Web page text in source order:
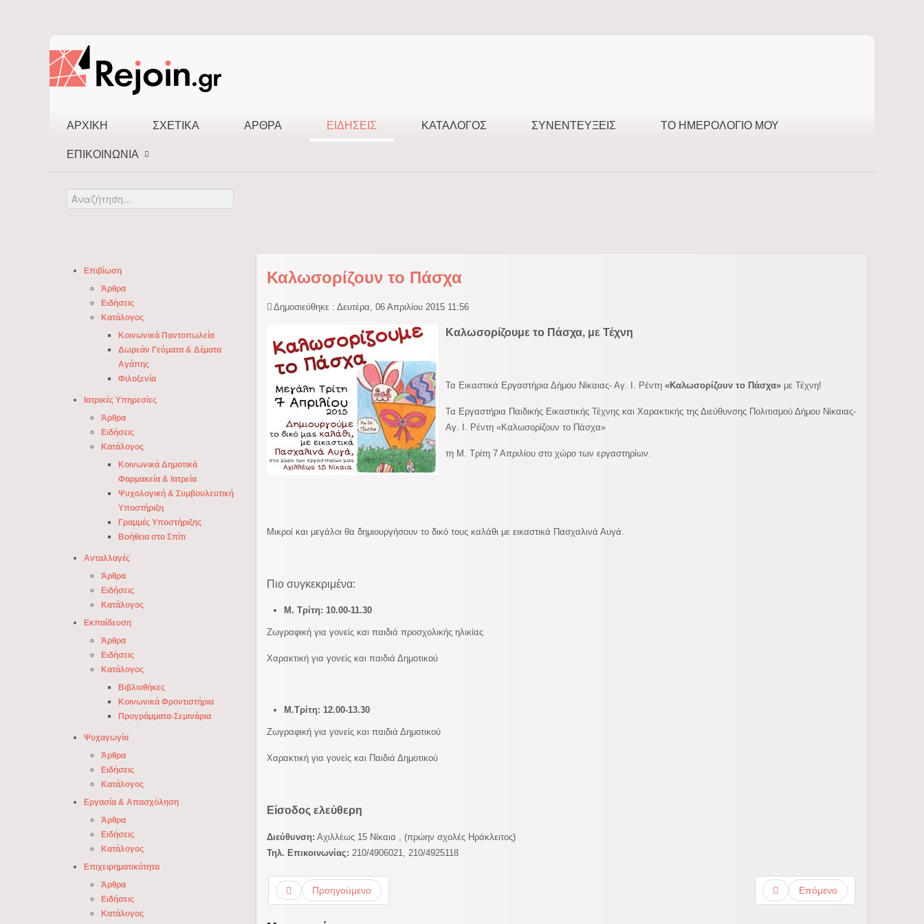
ΑΡΧΙΚΉ ΣΧΕΤΙΚΆ ΆΡΘΡΑ ΕΙΔΉΣΕΙΣ ΚΑΤΆΛΟΓΟΣ ΣΥΝΕΝΤΕΎΞΕΙΣ ΤΟ ΗΜΕΡΟΛΌΓΙΌ ΜΟΥ
ΕΠΙΚΟΙΝΩΝΊΑ
Αναζήτηση...
Καλωσορίζουν το Πάσχα
Δημοσιεύθηκε : Δευτέρα, 06 Απριλίου 2015 11:56
Καλωσορίζουμε το Πάσχα, με Τέχνη
Τα Εικαστικά Εργαστήρια Δήμου Νίκαιας- Αγ. Ι. Ρέντη «Καλωσορίζουν το Πάσχα» με Τέχνη!
Τα Εργαστήρια Παιδικής Εικαστικής Τέχνης και Χαρακτικής της Διεύθυνσης Πολιτισμού Δήμου Νίκαιας-
Αγ. Ι. Ρέντη «Καλωσορίζουν το Πάσχα»
τη Μ. Τρίτη 7 Απριλίου στο χώρο των εργαστηρίων.
Μικροί και μεγάλοι θα δημιουργήσουν το δικό τους καλάθι με εικαστικά Πασχαλινά Αυγά.
Πιο συγκεκριμένα:
Μ. Τρίτη: 10.00-11.30
Ζωγραφική για γονείς και παιδιά προσχολικής ηλικίας
Χαρακτική για γονείς και παιδιά Δημοτικού
Μ.Τρίτη: 12.00-13.30
Ζωγραφική για γονείς και παιδιά Δημοτικού
Χαρακτική για γονείς και Παιδιά Δημοτικού
Είσοδος ελεύθερη
Διεύθυνση: Αχιλλέως 15 Νίκαια , (πρώην σχολές Ηράκλειτος)
Τηλ. Επικοινωνίας: 210/4906021, 210/4925118
Προηγούμενο Επόμενο
Επιβίωση
Άρθρα
Ειδήσεις
Κατάλογος
Κοινωνικά Παντοπωλεία
Δωρεάν Γεύματα & Δέματα
Αγάπης
Φιλοξενία
Ιατρικές Υπηρεσίες
Άρθρα
Ειδήσεις
Κατάλογος
Κοινωνικά Δημοτικά
Φαρμακεία & Ιατρεία
Ψυχολογική & Συμβουλευτική
Υποστήριξη
Γραμμές Υποστήριξης
Βοήθεια στο Σπίτι
Ανταλλαγές
Άρθρα
Ειδήσεις
Κατάλογος
Εκπαίδευση
Άρθρα
Ειδήσεις
Κατάλογος
Βιβλιοθήκες
Κοινωνικά Φροντιστήρια
Προγράμματα-Σεμινάρια
Ψυχαγωγία
Άρθρα
Ειδήσεις
Κατάλογος
Εργασία & Απασχόληση
Άρθρα
Ειδήσεις
Κατάλογος
Επιχειρηματικότητα
Άρθρα
Ειδήσεις
Κατάλογος